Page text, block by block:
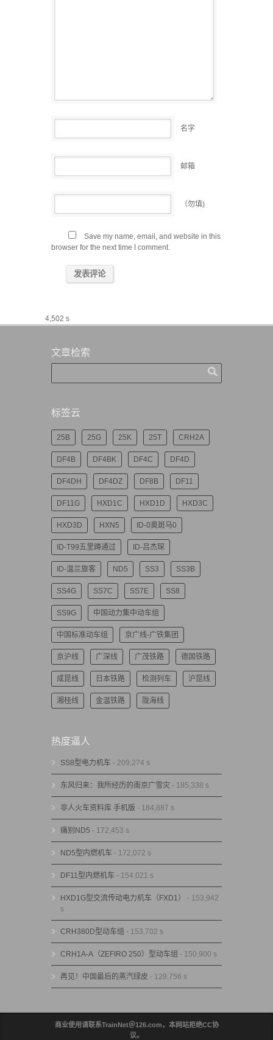
名字
邮箱
（勿填)
Save my name, email, and website in this
browser for the next time I comment.
4,502 s
文章检索
标签云
25B 25G 25K 25T CRH2A
DF4B DF4BK DF4C DF4D
DF4DH DF4DZ DF8B DF11
DF11G HXD1C HXD1D HXD3C
HXD3D HXN5 ID-0奥斑马0
ID-T99五里蹲通过 ID-吕杰琛
ID-温兰旅客 ND5 SS3 SS3B
SS4G SS7C SS7E SS8
SS9G 中国动力集中动车组
中国标准动车组 京广线-广铁集团
京沪线 广深线 广茂铁路 德国铁路
成昆线 日本铁路 检测列车 沪昆线
湘桂线 金温铁路 陇海线
热度逼人
SS8型电力机车 - 209,274 s
东风归来：我所经历的南京广雪灾 - 185,338 s
非人火车资料库 手机版 - 184,887 s
痛别ND5 - 172,453 s
ND5型内燃机车 - 172,072 s
DF11型内燃机车 - 154,021 s
HXD1G型交流传动电力机车（FXD1）
- 153,942
s
CRH380D型动车组 - 153,702 s
CRH1A-A（ZEFIRO 250）型动车组 - 150,900 s
再见！中国最后的蒸汽绿皮 - 129,756 s
商业使用请联系TrainNet＠126.com，本网站拒绝CC协
议。